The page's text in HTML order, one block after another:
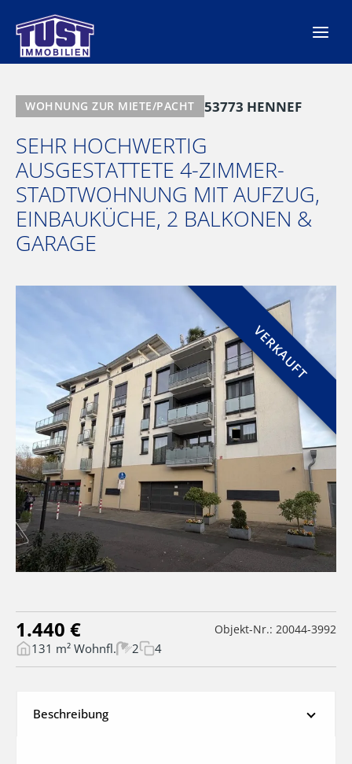
Inhalt
springen
WOHNUNG ZUR MIETE/PACHT 53773 HENNEF
SEHR HOCHWERTIG
AUSGESTATTETE 4-ZIMMER-
STADTWOHNUNG MIT AUFZUG,
EINBAUKÜCHE, 2 BALKONEN &
GARAGE
VERKAUFT
1.440 € Objekt-Nr.: 20044-3992
131 m² Wohnfl. 2 4
Beschreibung